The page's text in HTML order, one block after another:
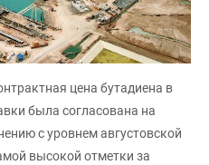
цена бутадиена в
была согласована на
с уровнем августовской
высокой отметки за